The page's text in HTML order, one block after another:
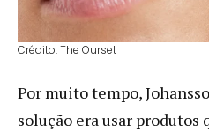
Crédito: The Ourset
Por muito tempo,
solução era usar produtos